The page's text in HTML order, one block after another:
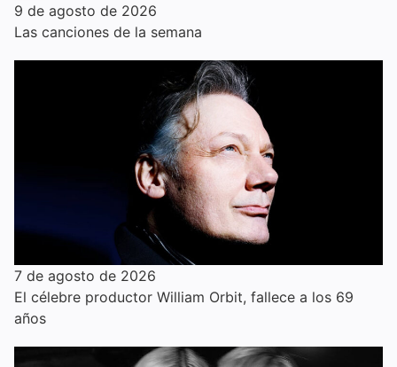
9 de agosto de 2026
Las canciones de la semana
7 de agosto de 2026
El célebre productor William Orbit, fallece a los 69
años